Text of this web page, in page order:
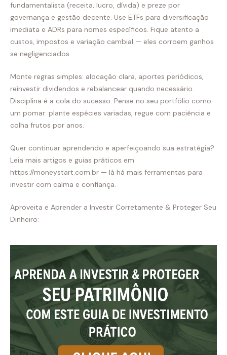
fundamentalista (receita, lucro, dívida) e preze por
governança e gestão decente. Use ETFs para diversificação
imediata e ADRs para nomes específicos. Fique atento a
custos, impostos e variação cambial — eles corroem ganhos
se negligenciados.
Monte regras simples: alocação clara, aportes periódicos,
reinvestir dividendos e rebalancear quando necessário.
Disciplina é a cola do sucesso. Pense no seu portfólio como
um pomar: plante espécies variadas, regue com paciência e
colha frutos por anos.
Quer continuar aprendendo e aperfeiçoando sua estratégia?
Leia mais artigos e guias práticos em
https://moneystart.com.br — lá há mais ferramentas para
investir com calma e confiança.
Aproveita e Aprender a Investir Corretamente & Proteger Seu
Dinheiro: